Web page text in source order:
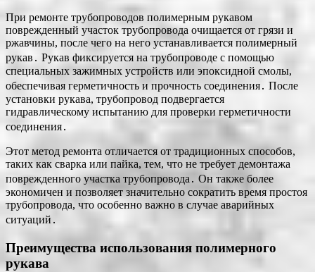
При ремонте трубопроводов полимерным рукавом
поврежденный участок трубопровода очищается от грязи и
ржавчины, после чего на него устанавливается полимерный
рукав․ Рукав фиксируется на трубопроводе с помощью
специальных зажимных устройств или эпоксидной смолы,
обеспечивая герметичность и прочность соединения․ После
установки рукава, трубопровод подвергается
гидравлическому испытанию для проверки герметичности
соединения․
Этот метод ремонта отличается от традиционных способов,
таких как сварка или пайка, тем, что не требует демонтажа
поврежденного участка трубопровода․ Он также более
экономичен и позволяет значительно сократить время простоя
трубопровода, что особенно важно в случае аварийных
ситуаций․
Преимущества использования полимерного
рукава